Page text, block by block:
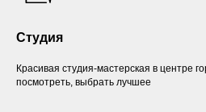
Студия
Красивая студия-мастерская в центре
посмотреть, выбрать лучшее